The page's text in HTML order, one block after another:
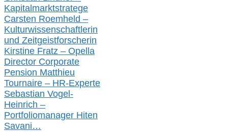
Kapitalmarktstratege
Carsten Roemheld –
Kulturwissenschaftlerin
und Zeitgeistforscherin
Kirstine Fratz – Opella
Director Corporate
Pension Matthieu
Tournaire – HR-Experte
Sebastian Vogel-
Heinrich –
Portfoliomanager Hiten
Savani…